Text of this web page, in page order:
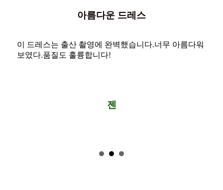
아름다운 드레스
이 드레스는 출산 촬영에 완벽했습니다.너무 아름다워
보였다.품질도 훌륭합니다!
젠